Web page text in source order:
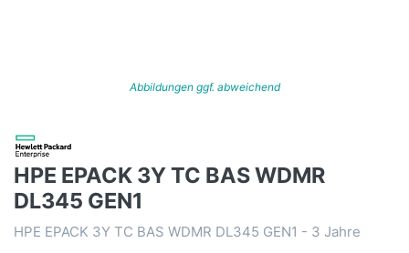
Abbildungen ggf. abweichend
HPE EPACK 3Y TC BAS WDMR
DL345 GEN1
HPE EPACK 3Y TC BAS WDMR DL345 GEN1 - 3 Jahre